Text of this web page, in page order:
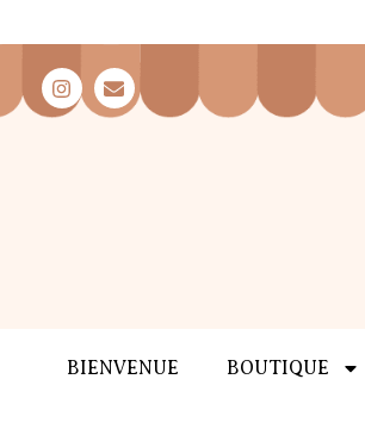
BIENVENUE BOUTIQUE